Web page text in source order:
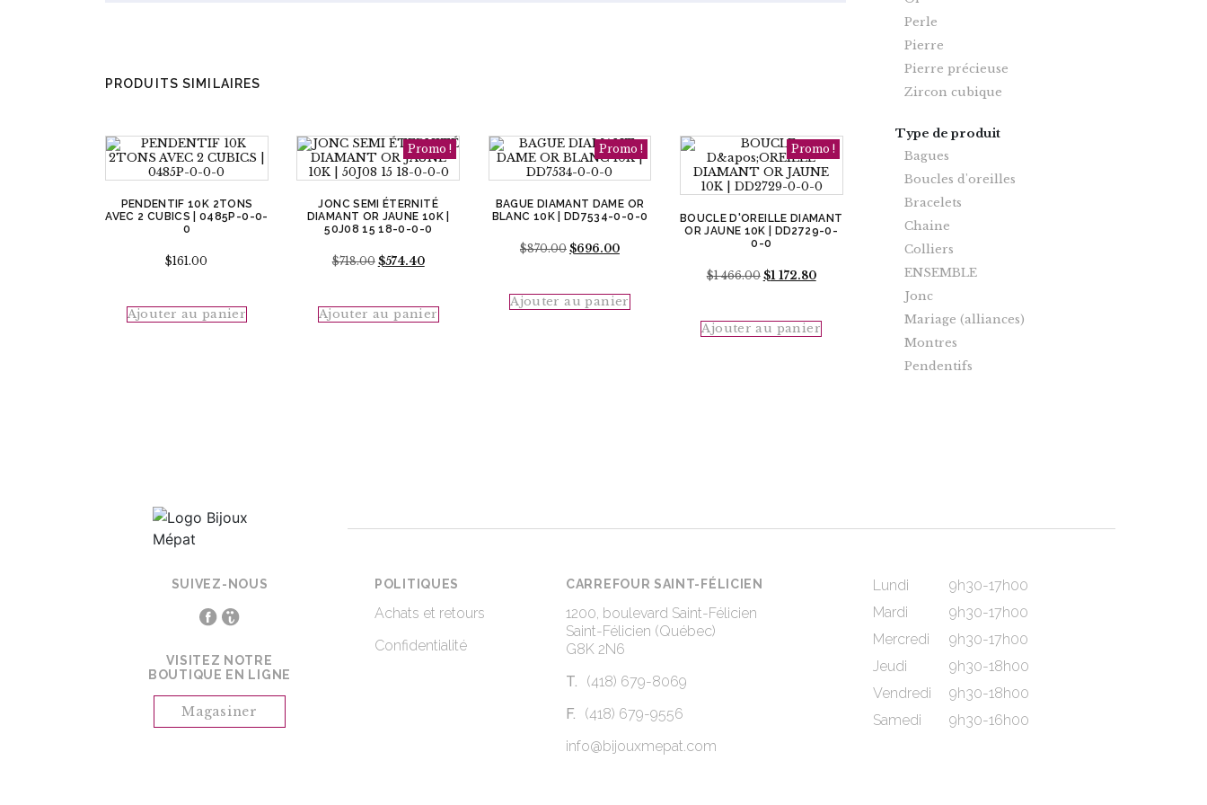
PRODUITS SIMILAIRES
PENDENTIF 10K 2TONS
AVEC 2 CUBICS | 0485P-0-0-
0
$161.00
Ajouter au panier
Promo !
JONC SEMI ÉTERNITÉ
DIAMANT OR JAUNE 10K |
50J08 15 18-0-0-0
$718.00 Le
$718.00.
$574.40Le
$574.40.
Ajouter au panier
Promo !
BAGUE DIAMANT DAME OR
BLANC 10K | DD7534-0-0-0
$870.00 Le
$870.00.
$696.00Le
$696.00.
Ajouter au panier
Promo !
BOUCLE D'OREILLE DIAMANT
OR JAUNE 10K | DD2729-0-
0-0
$1 466.00 Le
$1
$1 172.80Le
$1
Ajouter au panier
Perle
Pierre
Pierre précieuse
Zircon cubique
Type de produit
Bagues
Boucles d'oreilles
Bracelets
Chaine
Colliers
ENSEMBLE
Jonc
Mariage (alliances)
Montres
Pendentifs
SUIVEZ-NOUS
VISITEZ NOTRE
BOUTIQUE EN LIGNE
Magasiner
POLITIQUES
Achats et retours
Confidentialité
CARREFOUR SAINT-FÉLICIEN
1200, boulevard Saint-Félicien
Saint-Félicien (Québec)
G8K 2N6
T.
(418) 679-8069
F.
(418) 679-9556
info@bijouxmepat.com
Lundi
9h30-17h00
Mardi
9h30-17h00
Mercredi
9h30-17h00
Jeudi
9h30-18h00
Vendredi
9h30-18h00
Samedi
9h30-16h00